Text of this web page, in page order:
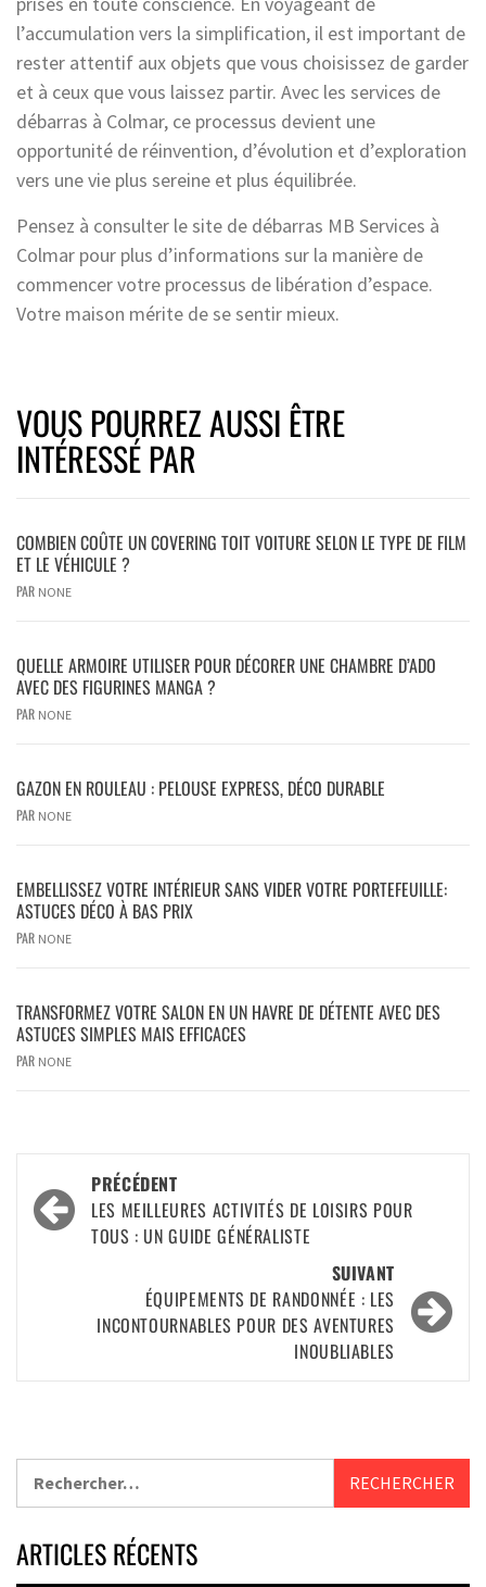
l’accumulation vers la simplification, il est important de
rester attentif aux objets que vous choisissez de garder
et à ceux que vous laissez partir. Avec les services de
débarras à Colmar, ce processus devient une
opportunité de réinvention, d’évolution et d’exploration
vers une vie plus sereine et plus équilibrée.
Pensez à consulter le site de débarras MB Services à
Colmar pour plus d’informations sur la manière de
commencer votre processus de libération d’espace.
Votre maison mérite de se sentir mieux.
VOUS POURREZ AUSSI ÊTRE
INTÉRESSÉ PAR
COMBIEN COÛTE UN COVERING TOIT VOITURE SELON LE TYPE DE FILM
ET LE VÉHICULE ?
PAR NONE
QUELLE ARMOIRE UTILISER POUR DÉCORER UNE CHAMBRE D’ADO
AVEC DES FIGURINES MANGA ?
PAR NONE
GAZON EN ROULEAU : PELOUSE EXPRESS, DÉCO DURABLE
PAR NONE
EMBELLISSEZ VOTRE INTÉRIEUR SANS VIDER VOTRE PORTEFEUILLE:
ASTUCES DÉCO À BAS PRIX
PAR NONE
TRANSFORMEZ VOTRE SALON EN UN HAVRE DE DÉTENTE AVEC DES
ASTUCES SIMPLES MAIS EFFICACES
PAR NONE
PRÉCÉDENT
LES MEILLEURES ACTIVITÉS DE LOISIRS POUR
TOUS : UN GUIDE GÉNÉRALISTE
SUIVANT
ÉQUIPEMENTS DE RANDONNÉE : LES
INCONTOURNABLES POUR DES AVENTURES
INOUBLIABLES
ARTICLES RÉCENTS